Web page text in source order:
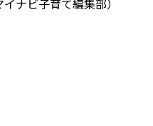
ナビ子育て編集部）